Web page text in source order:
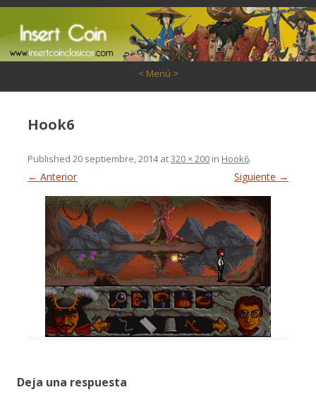
< Menú >
Hook6
Published20 septiembre, 2014at320 × 200 in Hook6.
← Anterior Siguiente →
Deja una respuesta